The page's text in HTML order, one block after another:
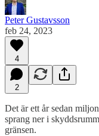
Peter Gustavsson
feb 24, 2023
4
2
Det är ett år sedan
sprang ner i
gränsen.